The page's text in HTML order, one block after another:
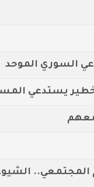
السوري الموحد
يستدعي
معهم